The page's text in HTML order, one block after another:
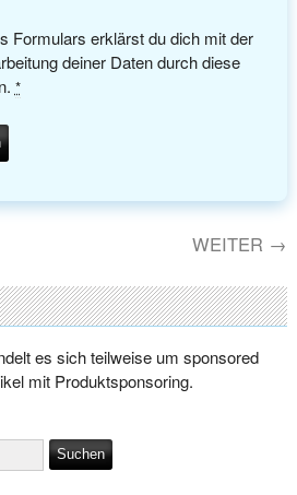
Formulars erklärst du dich mit der
deiner Daten durch diese
*
WEITER →
es sich teilweise um sponsored
mit Produktsponsoring.